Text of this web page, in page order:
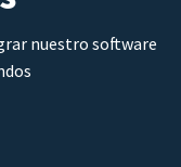
nuestro software